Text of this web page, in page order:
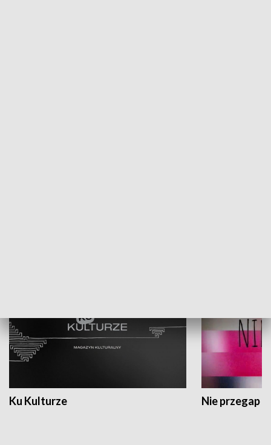
Ku Kulturze Nie przegap